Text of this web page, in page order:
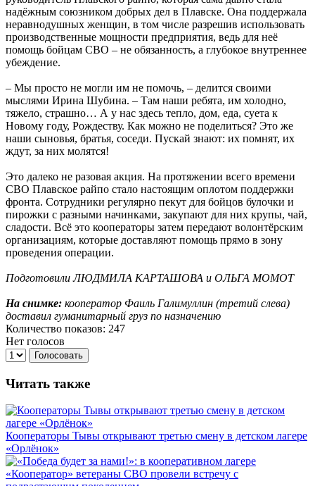
надёжным союзником добрых дел в Плавске. Она поддержала
неравнодушных женщин, в том числе разрешив использовать
производственные мощности предприятия, ведь для неё
помощь бойцам СВО – не обязанность, а глубокое внутреннее
убеждение.
– Мы просто не могли им не помочь, – делится своими
мыслями Ирина Шубина. – Там наши ребята, им холодно,
тяжело, страшно… А у нас здесь тепло, дом, еда, суета к
Новому году, Рождеству. Как можно не поделиться? Это же
наши сыновья, братья, соседи. Пускай знают: их помнят, их
ждут, за них молятся!
Это далеко не разовая акция. На протяжении всего времени
СВО Плавское райпо стало настоящим оплотом поддержки
фронта. Сотрудники регулярно пекут для бойцов булочки и
пирожки с разными начинками, закупают для них крупы, чай,
сладости. Всё это кооператоры затем передают волонтёрским
организациям, которые доставляют помощь прямо в зону
проведения операции.
Подготовили ЛЮДМИЛА КАРТАШОВА и ОЛЬГА МОМОТ
На снимке: кооператор Фаиль Галимуллин (третий слева)
доставил гуманитарный груз по назначению
Количество показов: 247
Нет голосов
Голосовать
Читать также
Кооператоры Тывы открывают третью смену в детском лагере
«Орлёнок»